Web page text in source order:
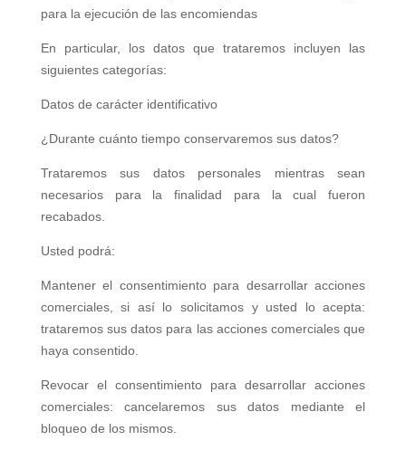
para la ejecución de las encomiendas
En particular, los datos que trataremos incluyen las
siguientes categorías:
Datos de carácter identificativo
¿Durante cuánto tiempo conservaremos sus datos?
Trataremos sus datos personales mientras sean
necesarios para la finalidad para la cual fueron
recabados.
Usted podrá:
Mantener el consentimiento para desarrollar acciones
comerciales, si así lo solicitamos y usted lo acepta:
trataremos sus datos para las acciones comerciales que
haya consentido.
Revocar el consentimiento para desarrollar acciones
comerciales: cancelaremos sus datos mediante el
bloqueo de los mismos.